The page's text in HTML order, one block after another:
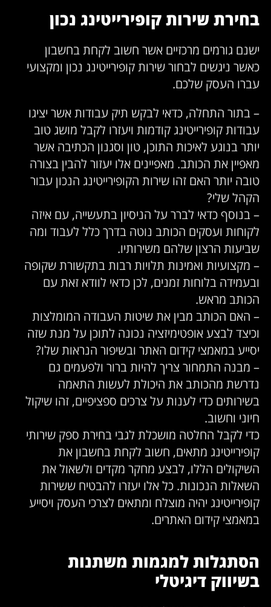
בחירת שירות קופירייטינג נכון
ישנם גורמים מרכזיים אשר חשוב לקחת בחשבון
כאשר ניגשים לבחור שירות קופירייטינג נכון ומקצועי
עברו העסק שלכם.
– בתור התחלה, כדאי לבקש תיק עבודות אשר יציגו
עבודות קופירייטינג קודמות ויעזרו לקבל מושג טוב
יותר בנוגע לאיכות התוכן, טון וסגנון הכתיבה אשר
מאפיין את הכותב. מאפיינים אלו יעזור להבין בצורה
טובה יותר האם זהו שירות הקופירייטינג הנכון עבור
הקהל שלי?
– בנוסף כדאי לברר על הניסיון בתעשייה, עם איזה
לקוחות ועסקים הכותב נוטה בדרך כלל לעבוד ומה
שביעות הרצון שלהם משירותיו.
– מקצועיות ואמינות תלויות רבות בתקשורת שקופה
ובעמידה בלוחות זמנים, לכן כדאי לוודא זאת עם
הכותב מראש.
– האם הכותב מבין את שיטות העבודה המומלצות
וכיצד לבצע אופטימיזציה נכונה לתוכן על מנת שזה
יסייע במאמצי קידום האתר ובשיפור הנראות שלו?
– מבנה התמחור צריך להיות ברור ולפעמים גם
נדרשת מהכותב את היכולת לעשות התאמה
בשירותים כדי לענות על צרכים ספציפיים, זהו שיקול
חיוני וחשוב.
כדי לקבל החלטה מושכלת לגבי בחירת ספק שירותי
קופירייטינג מתאים, חשוב לקחת בחשבון את
השיקולים הללו, לבצע מחקר מקדים ולשאול את
השאלות הנכונות. כל אלו יעזרו להבטיח ששירות
קופירייטינג יהיה מוצלח ומתאים לצרכי העסק ויסייע
במאמצי קידום האתרים.
הסתגלות למגמות משתנות
בשיווק דיגיטלי